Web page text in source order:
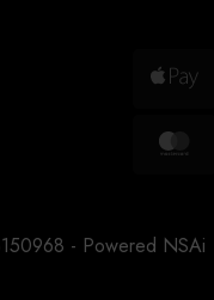
Apple
- Powered NSAi